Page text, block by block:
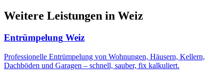
Weitere Leistungen in Weiz
Entrümpelung Weiz
Professionelle Entrümpelung von Wohnungen, Häusern, Kellern,
Dachböden und Garagen – schnell, sauber, fix kalkuliert.